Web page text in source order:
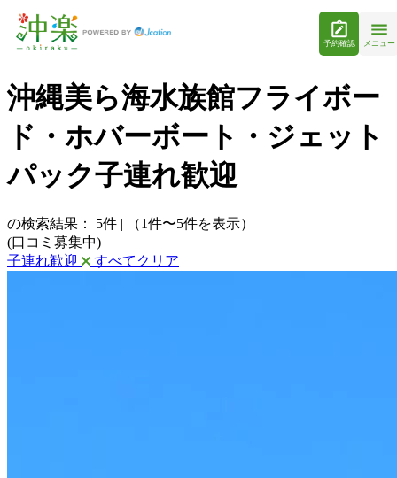
予約確認 メニュー
沖縄美ら海水族館フライボー
ド・ホバーボート・ジェット
パック子連れ歓迎
の検索結果： 5件 |
（1件〜5件を表示）
(口コミ募集中)
子連れ歓迎
すべてクリア